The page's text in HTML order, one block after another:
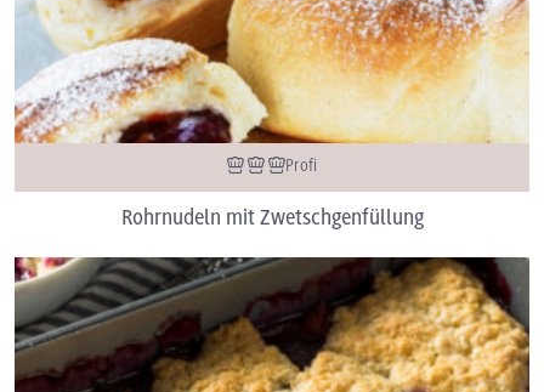
Profi
Rohrnudeln mit Zwetschgenfüllung